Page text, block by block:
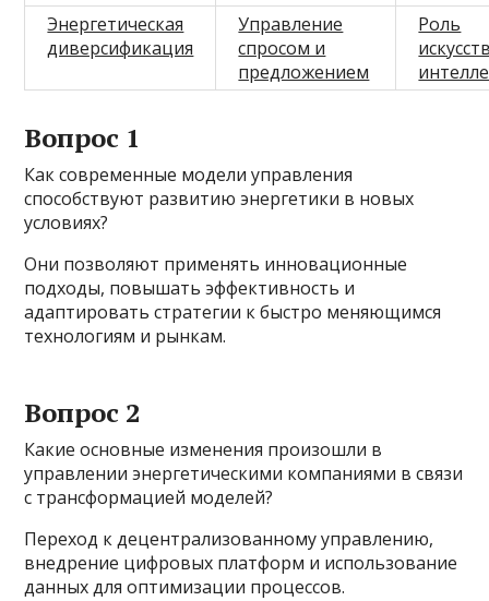
Энергетическая
диверсификация
Управление
спросом и
предложением
Роль
Вопрос 1
Как современные модели управления
способствуют развитию энергетики в новых
условиях?
Они позволяют применять инновационные
подходы, повышать эффективность и
адаптировать стратегии к быстро меняющимся
технологиям и рынкам.
Вопрос 2
Какие основные изменения произошли в
управлении энергетическими компаниями в связи
с трансформацией моделей?
Переход к децентрализованному управлению,
внедрение цифровых платформ и использование
данных для оптимизации процессов.